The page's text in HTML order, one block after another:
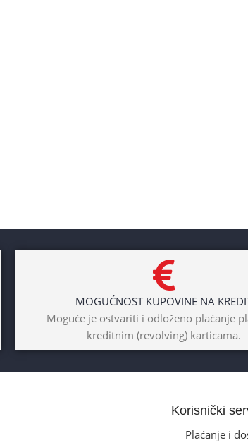
MOGUĆNOST KUPOVINE NA
Moguće je ostvariti i odloženo plaćanje
kreditnim (revolving) karticama.
Korisnički
Plaćanje i